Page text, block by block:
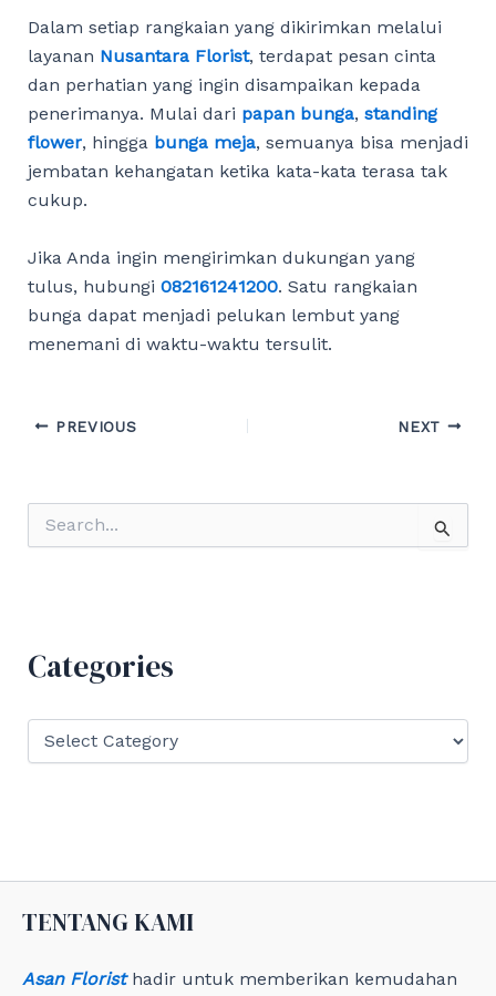
Dalam setiap rangkaian yang dikirimkan melalui
layanan Nusantara Florist, terdapat pesan cinta
dan perhatian yang ingin disampaikan kepada
penerimanya. Mulai dari papan bunga, standing
flower, hingga bunga meja, semuanya bisa menjadi
jembatan kehangatan ketika kata-kata terasa tak
cukup.
Jika Anda ingin mengirimkan dukungan yang
tulus, hubungi 082161241200. Satu rangkaian
bunga dapat menjadi pelukan lembut yang
menemani di waktu-waktu tersulit.
Post
PREVIOUS NEXT
o
Categories
i
s
TENTANG KAMI
Asan Floristhadir untuk memberikan kemudahan